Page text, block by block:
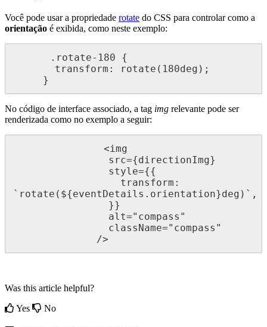
Você pode usar a propriedade rotate do CSS para controlar como a
orientação é exibida, como neste exemplo:
. rotate- 180
{
transform : rotate ( 180deg ) ;
}
No código de interface associado, a tag img relevante pode ser
renderizada como no exemplo a seguir:
<img
src={directionImg}
style={{
transform :
` rotate ( ${eventDetails . orientation}deg ) ` ,
}}
alt=" compass "
className=" compass "
/>
Was this article helpful?
Yes
No